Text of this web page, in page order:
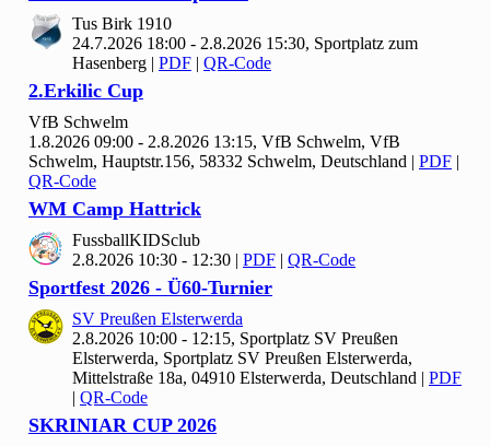
Tus Birk 1910
24.7.2026 18:00 - 2.8.2026 15:30, Sportplatz zum
Hasenberg | PDF | QR-Code
2.Erkilic Cup
VfB Schwelm
1.8.2026 09:00 - 2.8.2026 13:15, VfB Schwelm, VfB
Schwelm, Hauptstr.156, 58332 Schwelm, Deutschland | PDF |
QR-Code
WM Camp Hattrick
FussballKIDSclub
2.8.2026 10:30 - 12:30 | PDF | QR-Code
Sportfest 2026 - Ü60-Turnier
SV Preußen Elsterwerda
2.8.2026 10:00 - 12:15, Sportplatz SV Preußen
Elsterwerda, Sportplatz SV Preußen Elsterwerda,
Mittelstraße 18a, 04910 Elsterwerda, Deutschland | PDF
| QR-Code
SKRINIAR CUP 2026